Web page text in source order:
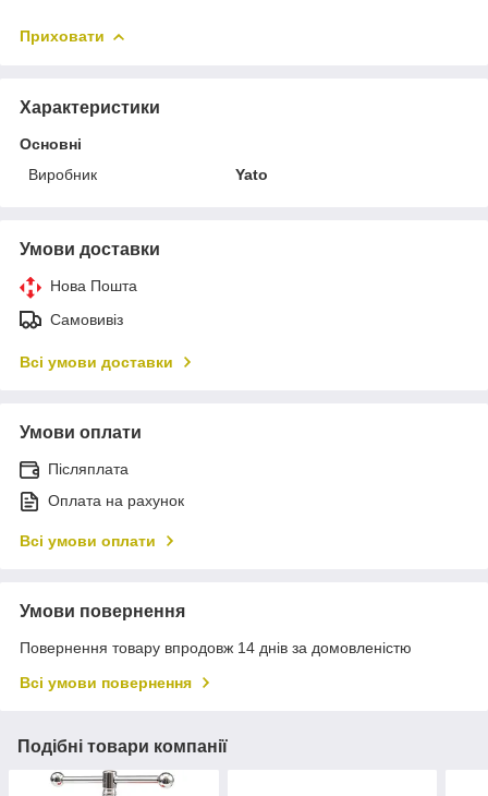
Приховати
Характеристики
Основні
Виробник
Yato
Умови доставки
Нова Пошта
Самовивіз
Всі умови доставки
Умови оплати
Післяплата
Оплата на рахунок
Всі умови оплати
Умови повернення
Повернення товару впродовж 14 днів за домовленістю
Всі умови повернення
Подібні товари компанії